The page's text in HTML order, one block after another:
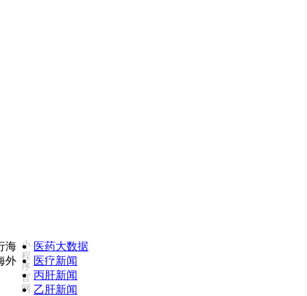
小
程
序
官
网
医药大数据
医疗新闻
丙肝新闻
乙肝新闻